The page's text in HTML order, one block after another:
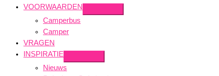
VOORWAARDEN
Camperbus
Camper
VRAGEN
INSPIRATIE
Nieuws